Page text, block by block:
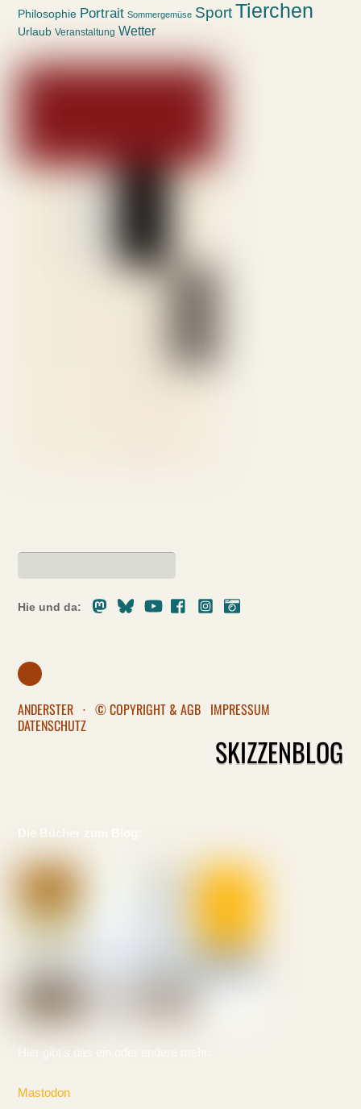
Philosophie Portrait Sommergemüse Sport Tierchen
Urlaub Veranstaltung Wetter
Hie und da:
MastodonBlueskyYoutubeFacebookInstagram
ANDERSTER · © COPYRIGHT & AGB IMPRESSUM
DATENSCHUTZ
SKIZZENBLOG
Die Bücher zum Blog:
Hier gibt's das ein oder andere mehr:
Mastodon